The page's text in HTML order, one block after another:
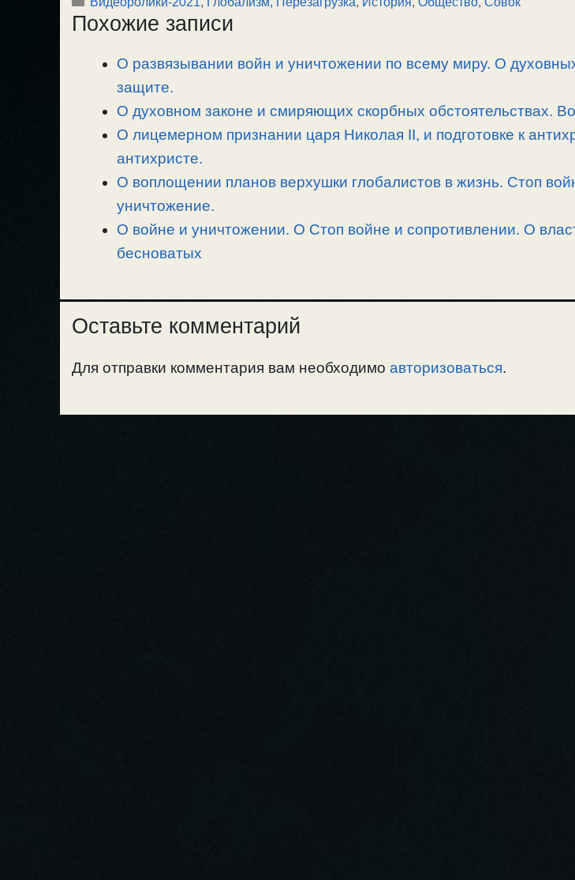
p
y
l
e
r
a
m
c
e
o
o
k
п
р
в
т
Похожие записи
О развязывании войн и уничтожении по всему миру. О
защите.
О духовном законе и смиряющих скорбных обстоятельствах.
О лицемерном признании царя Николая II, и подготовке к
антихристе.
О воплощении планов верхушки глобалистов в жизнь. Стоп
уничтожение.
О войне и уничтожении. О Стоп войне и сопротивлении. О
бесноватых
Оставьте комментарий
Для отправки комментария вам необходимо авторизоваться.